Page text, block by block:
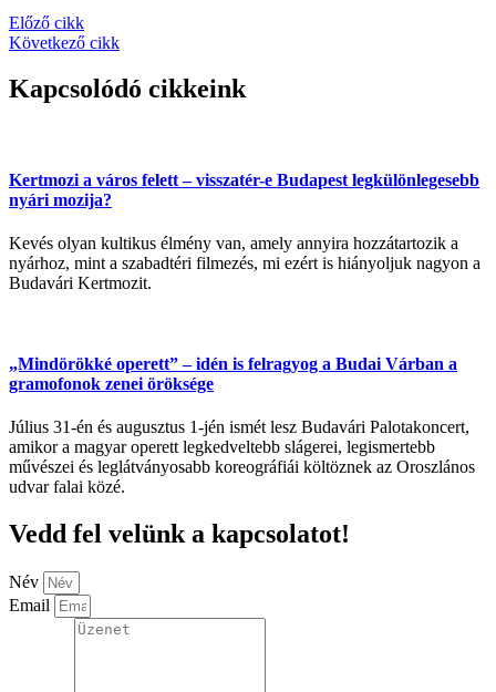
Előző cikk
Következő cikk
Kapcsolódó cikkeink
Kertmozi a város felett – visszatér-e Budapest legkülönlegesebb
nyári mozija?
Kevés olyan kultikus élmény van, amely annyira hozzátartozik a
nyárhoz, mint a szabadtéri filmezés, mi ezért is hiányoljuk nagyon a
Budavári Kertmozit.
„Mindörökké operett” – idén is felragyog a Budai Várban a
gramofonok zenei öröksége
Július 31-én és augusztus 1-jén ismét lesz Budavári Palotakoncert,
amikor a magyar operett legkedveltebb slágerei, legismertebb
művészei és leglátványosabb koreográfiái költöznek az Oroszlános
udvar falai közé.
Vedd fel velünk a kapcsolatot!
Név
Email